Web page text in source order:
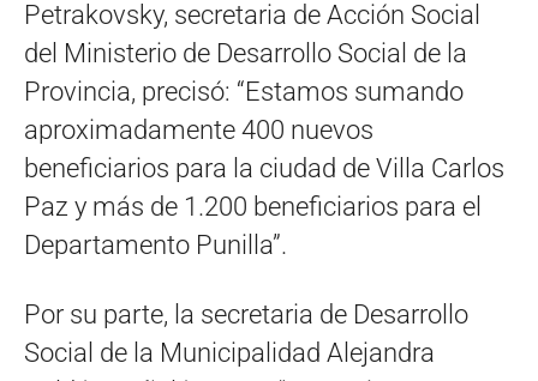
Petrakovsky, secretaria de Acción Social
del Ministerio de Desarrollo Social de la
Provincia, precisó: “Estamos sumando
aproximadamente 400 nuevos
beneficiarios para la ciudad de Villa Carlos
Paz y más de 1.200 beneficiarios para el
Departamento Punilla”.
Por su parte, la secretaria de Desarrollo
Social de la Municipalidad Alejandra